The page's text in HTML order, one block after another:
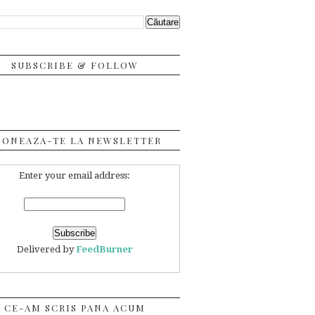
SUBSCRIBE & FOLLOW
TE LA NEWSLETTER
Enter your email address:
Delivered byFeedBurner
CE-AM SCRIS PANA ACUM